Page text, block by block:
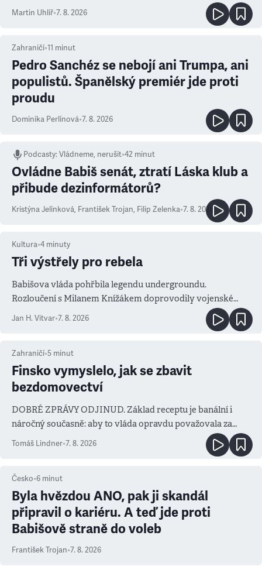
Martin Uhlíř•7. 8. 2026
Zahraničí•11 minut
Pedro Sanchéz se nebojí ani Trumpa, ani
populistů. Španělský premiér jde proti
proudu
Dominika Perlínová•7. 8. 2026
Podcasty:Vládneme, nerušit•42 minut
Ovládne Babiš senát, ztratí Láska klub a
přibude dezinformátorů?
Kristýna Jelínková, František Trojan, Filip Zelenka•7. 8. 2026
Kultura•4 minuty
Tři výstřely pro rebela
Babišova vláda pohřbila legendu undergroundu.
Rozloučení s Milanem Knížákem doprovodily vojenské
salvy i kritika pokrokářů
Jan H. Vitvar•7. 8. 2026
Zahraničí•5 minut
Finsko vymyslelo, jak se zbavit
bezdomovectví
DOBRÉ ZPRÁVY ODJINUD. Základ receptu je banální i
náročný současně: aby to vláda opravdu považovala za
prioritu
Tomáš Lindner•7. 8. 2026
Česko•6 minut
Byla hvězdou ANO, pak ji skandál
připravil o kariéru. A teď jde proti
Babišově straně do voleb
František Trojan•7. 8. 2026